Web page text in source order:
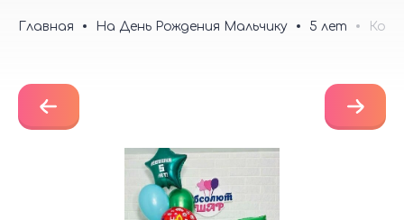
Главная На День Рождения Мальчику 5 лет